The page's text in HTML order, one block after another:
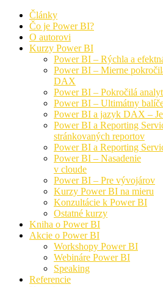
Články
Čo je Power BI?
O autorovi
Kurzy Power BI
Power BI – Rýchla a
Power BI – Mierne
DAX
Power BI – Pokročilá
Power BI – Ultimátny
Power BI a jazyk DAX –
Power BI a Reporting
stránkovaných reportov
Power BI a Reporting
Power BI – Nasadenie
v cloude
Power BI – Pre vývojárov
Kurzy Power BI na mieru
Konzultácie k Power BI
Ostatné kurzy
Kniha o Power BI
Akcie o Power BI
Workshopy Power BI
Webináre Power BI
Speaking
Referencie